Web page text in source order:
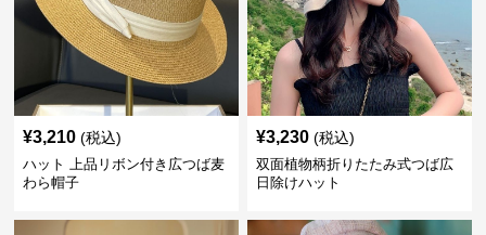
¥3,210 (税込)
ハット 上品リボン付き広つば麦
わら帽子
¥3,230 (税込)
双面植物柄折りたたみ式つば広
日除けハット